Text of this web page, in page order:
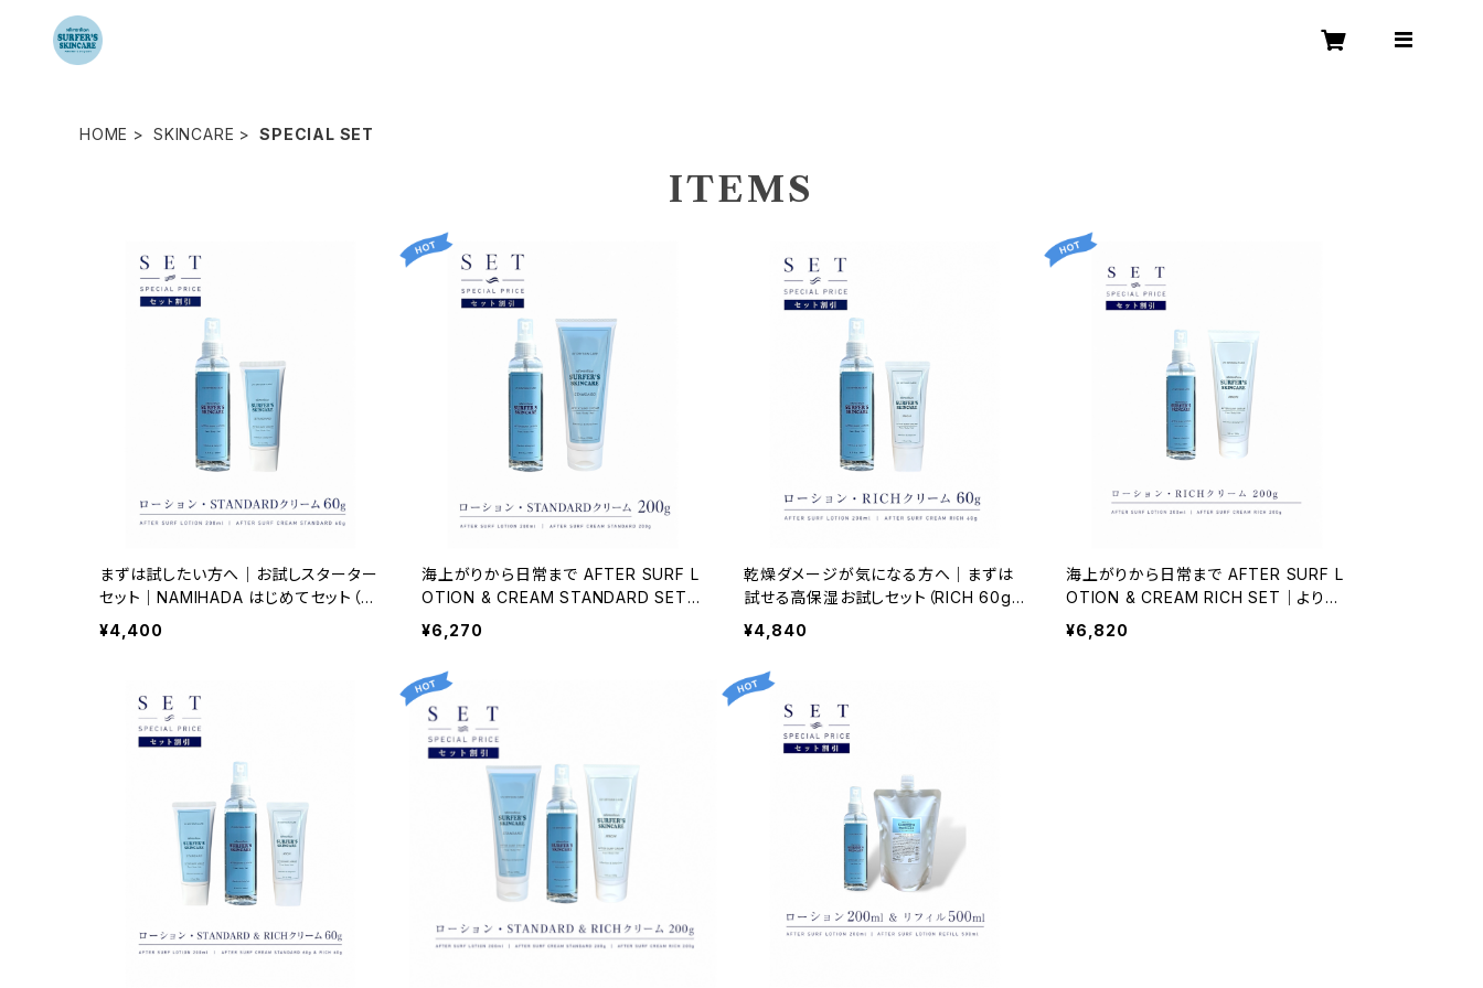
HOME SKINCARE SPECIAL SET
ITEMS
まずは試したい方へ｜お試しスターター
セット｜NAMIHADA はじめてセット（ミ
スト＆クリーム60g）
¥4,400
海上がりから日常まで AFTER SURF L
OTION & CREAM STANDARD SET｜
毎日のベーシック2ステップケア
¥6,270
乾燥ダメージが気になる方へ｜まずは
試せる高保湿お試しセット（RICH 60g）
｜NAMIHADA
¥4,840
海上がりから日常まで AFTER SURF L
OTION & CREAM RICH SET｜より手
厚い2ステップケア
¥6,820